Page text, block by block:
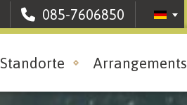
085-7606850
Standorte Arrangements